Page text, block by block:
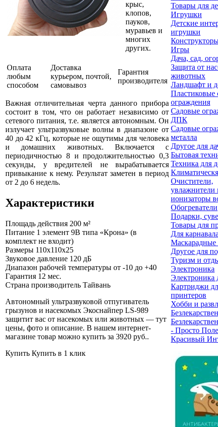
крыс,
клопов,
пауков,
муравьев и
многих
других.
Оплата
любым
способом
Доставка
курьером, почтой,
самовывоз
Гарантия
производителя
Важная отличительная черта данного прибора
состоит в том, что он работает независимо от
сетевого питания, т.е. является автономным. Он
излучает ультразвуковые волны в диапазоне от
40 до 42 кГц, которые не ощутимы для человека
и домашних животных. Включается с
периодичностью 8 и продолжительностью 0,3
секунды, у вредителей не вырабатывается
привыкание к нему. Результат заметен в период
от 2 до 6 недель.
Характеристики
Площадь действия 200 м²
Питание 1 элемент 9В типа «Крона» (в
комплект не входит)
Размеры 110x110x25
Звуковое давление 120 дБ
Диапазон рабочей температуры от -10 до +40
Гарантия 12 мес.
Страна производитель Тайвань
Автономный ультразвуковой отпугиватель
грызунов и насекомых Экоснайпер LS-989
защитит вас от насекомых или животных — тут
цены, фото и описание. В нашем интернет-
магазине товар можно купить за 3920 руб..
Купить Купить в 1 клик
Товары для
Игрушки
Детские
игрушки
Игры
Дача, сад,
Защита от
животных
Ландшафт и
Пластиковые
ограждения
Садовые
ДПК
Садовые
металла
Другое для
Бытовая
Техника для
Очистители,
увлажнители
ионизаторы
Обогреватели
Подарки,
Товары для
Для
Другое для
Туризм и
Электроника
Электроника
Картриджи
принтеров
Хобби и
- Просто
Красивый